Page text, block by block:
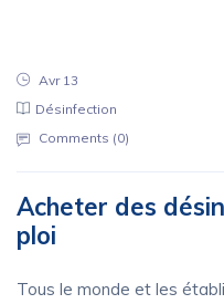
Avr 13
Désinfection
Comments (0)
Acheter des
ploi
Tous le monde et les